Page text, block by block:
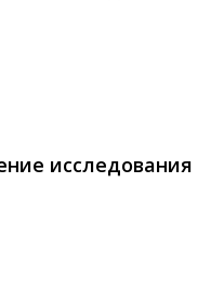
исследования